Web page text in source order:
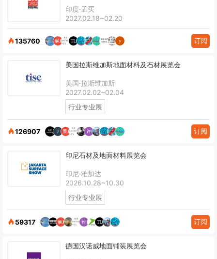
印度·孟买
2027.02.18~02.20
135760 订阅
美国拉斯维加斯地面材料及石材展览会
美国·拉斯维加斯
2027.02.02~02.04
行业专业展
126907 订阅
印尼石材及地面材料展览会
印尼·雅加达
2026.10.28~10.30
行业专业展
59317 订阅
德国汉诺威地面铺装展览会